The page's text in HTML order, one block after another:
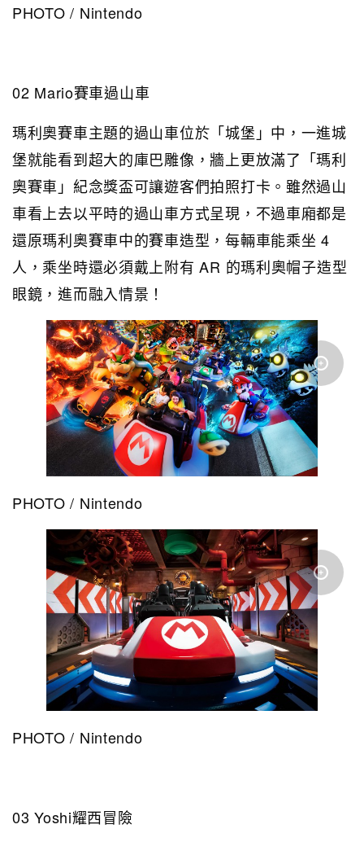
PHOTO / Nintendo
02 Mario賽車過山車
瑪利奧賽車主題的過山車位於「城堡」中，一進城
堡就能看到超大的庫巴雕像，牆上更放滿了「瑪利
奧賽車」紀念獎盃可讓遊客們拍照打卡。雖然過山
車看上去以平時的過山車方式呈現，不過車廂都是
還原瑪利奧賽車中的賽車造型，每輛車能乘坐 4
人，乘坐時還必須戴上附有 AR 的瑪利奧帽子造型
眼鏡，進而融入情景！
PHOTO / Nintendo
PHOTO / Nintendo
03 Yoshi耀西冒險